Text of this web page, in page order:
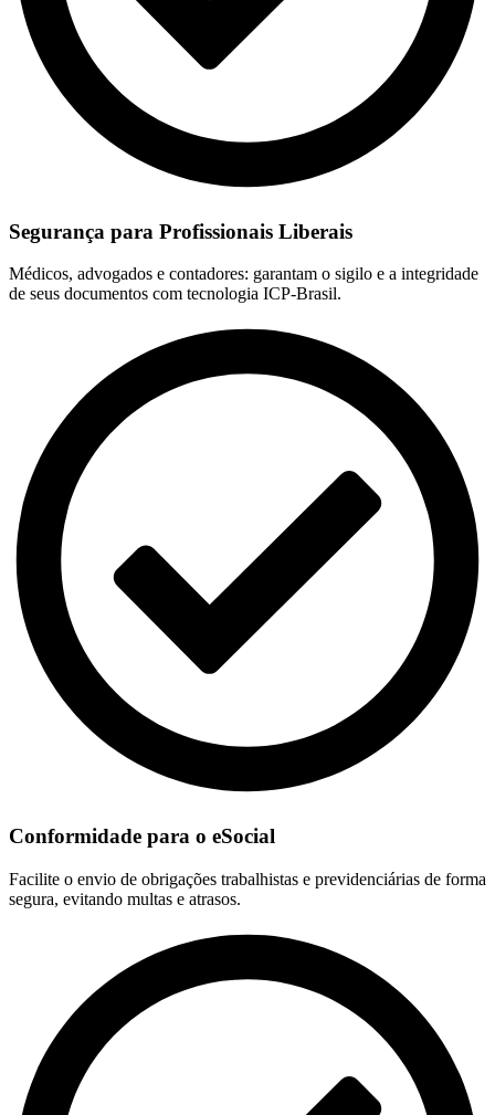
Segurança para Profissionais Liberais
Médicos, advogados e contadores: garantam o sigilo e a integridade
de seus documentos com tecnologia ICP-Brasil.
Conformidade para o eSocial
Facilite o envio de obrigações trabalhistas e previdenciárias de forma
segura, evitando multas e atrasos.